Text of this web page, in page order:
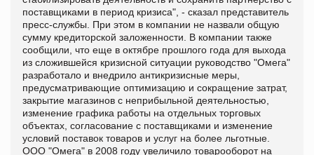
поставщиками в период кризиса", - сказал представитель
пресс-службы. При этом в компании не назвали общую
сумму кредиторской заложенности. В компании также
сообщили, что еще в октябре прошлого года для выхода
из сложившейся кризисной ситуации руководство "Омега"
разработало и внедрило антикризисные меры,
предусматривающие оптимизацию и сокращение затрат,
закрытие магазинов с неприбыльной деятельностью,
изменение графика работы на отдельных торговых
объектах, согласование с поставщиками и изменение
условий поставок товаров и услуг на более льготные.
ООО "Омега" в 2008 году увеличило товарооборот на